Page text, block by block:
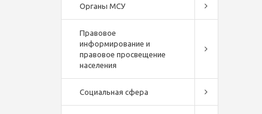
Органы МСУ
Правовое
информирование и
правовое просвещение
населения
Социальная сфера